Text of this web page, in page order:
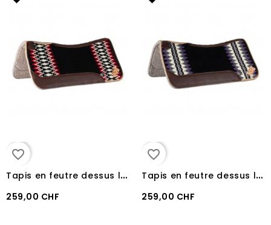
favorite_border
T
apis en feutre dessus laine Pool's BLACK/WHITE/RED
259,00 CHF
favorite_border
T
apis en feutre dessus laine Pool's BLACK/WHITE/PURPLE
259,00 CHF